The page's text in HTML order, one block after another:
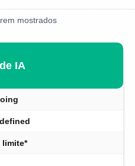
mostrados
IA
limite*